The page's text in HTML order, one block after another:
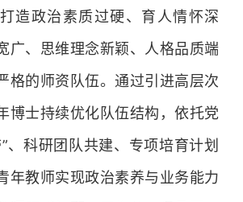
造政治素质过硬、育人情怀深
广、思维理念新颖、人格品质端
格的师资队伍。通过引进高层次
博士持续优化队伍结构，依托党
、科研团队共建、专项培育计划
年教师实现政治素养与业务能力